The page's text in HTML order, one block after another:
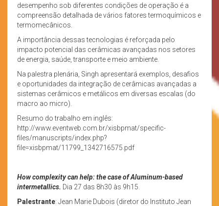
desempenho sob diferentes condições de operação é a
compreensão detalhada de vários fatores termoquímicos e
termomecânicos.
A importância dessas tecnologias é reforçada pelo
impacto potencial das cerâmicas avançadas nos setores
de energia, saúde, transporte e meio ambiente.
Na palestra plenária, Singh apresentará exemplos, desafios
e oportunidades da integração de cerâmicas avançadas a
sistemas cerâmicos e metálicos em diversas escalas (do
macro ao micro).
Resumo do trabalho em inglês:
http://www.eventweb.com.br/xisbpmat/specific-
files/manuscripts/index.php?
file=xisbpmat/11799_1342716575.pdf
How complexity can help: the case of Aluminum-based
intermetallics. Dia 27 das 8h30 às 9h15.
Palestrante: Jean Marie Dubois (diretor do Instituto Jean